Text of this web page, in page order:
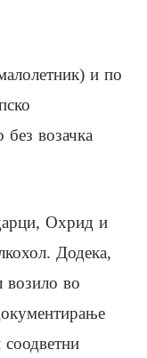
и по
без возачка
Охрид и
Додека,
возило во
соодветни